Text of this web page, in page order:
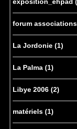
exposition_ehpad
forum associations
La Jordonie (1)
La Palma (1)
Libye 2006 (2)
matériels (1)